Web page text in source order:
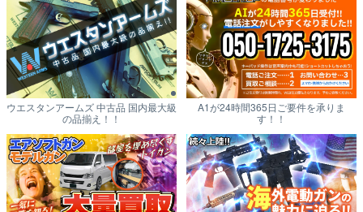
ウエスタンアームズ 中古品 国内最大級
の品揃え！！
A1が24時間365日ご要件を承りま
す！！